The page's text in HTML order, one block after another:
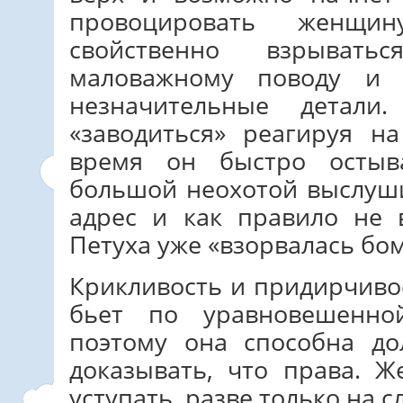
провоцировать
свойственно
маловажному поводу и
незначительные
«заводиться»
время он быстро
большой неохотой
адрес и как правило не
Петуха уже «взорвалась
Крикливость и
бьет по
поэтому она способна
доказывать, что права.